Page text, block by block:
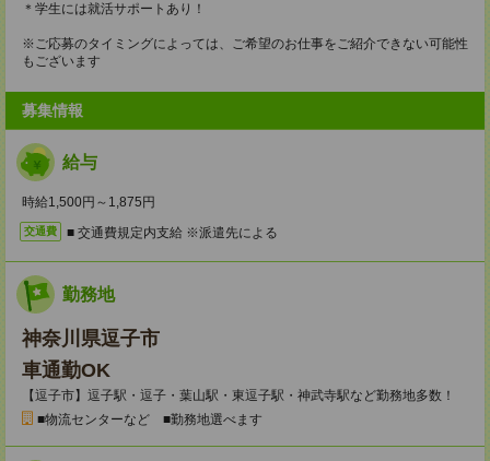
＊学生には就活サポートあり！
※ご応募のタイミングによっては、ご希望のお仕事をご紹介できない可能性
もございます
募集情報
給与
時給1,500円～1,875円
交通費 ■ 交通費規定内支給 ※派遣先による
勤務地
神奈川県逗子市
車通勤OK
【逗子市】逗子駅・逗子・葉山駅・東逗子駅・神武寺駅など勤務地多数！
■物流センターなど ■勤務地選べます